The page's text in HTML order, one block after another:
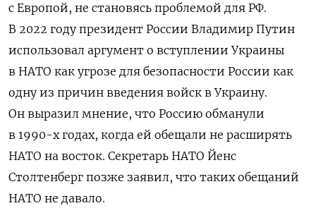
с Европой, не становясь проблемой для РФ.
В 2022 году президент России Владимир Путин
использовал аргумент о вступлении Украины
в НАТО как угрозе для безопасности России как
одну из причин введения войск в Украину.
Он выразил мнение, что Россию обманули
в 1990-х годах, когда ей обещали не расширять
НАТО на восток. Секретарь НАТО Йенс
Столтенберг позже заявил, что таких обещаний
НАТО не давало.